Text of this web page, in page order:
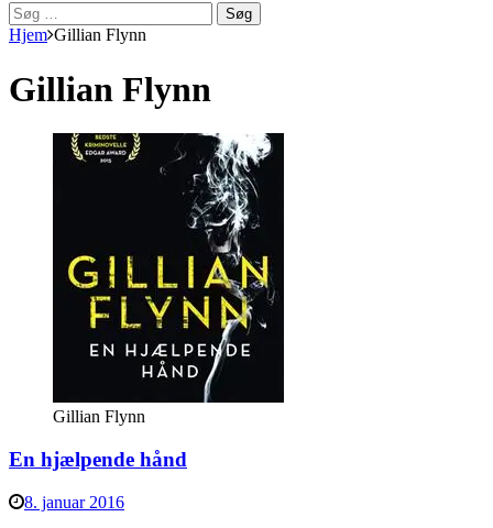
Søg
efter:
Hjem Gillian Flynn
Gillian Flynn
Gillian Flynn
En hjælpende hånd
8. januar 2016